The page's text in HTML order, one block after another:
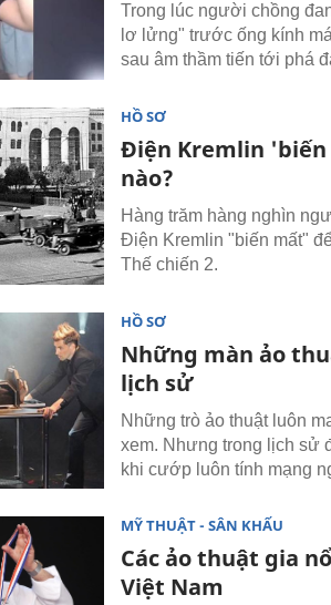
Trong lúc người chồng
lơ lửng" trước ống kính
sau âm thầm tiến tới phá
HỒ SƠ
Điện Kremlin
nào?
Hàng trăm hàng nghìn
Điện Kremlin "biến mất"
Thế chiến 2.
HỒ SƠ
Những màn ảo
lịch sử
Những trò ảo thuật luôn
xem. Nhưng trong lịch sử
khi cướp luôn tính mạng
MỸ THUẬT - SÂN KHẤU
Các ảo thuật gia
Việt Nam